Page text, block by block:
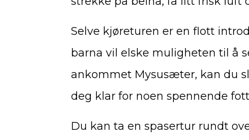
Selve kjøreturen er en flott
barna vil elske muligheten til å
ankommet Mysusæter, kan du
deg klar for noen spennende
Du kan ta en spasertur rundt